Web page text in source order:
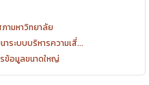
ามหาวิทยาลัย
ระบบบริหารความเสี่...
รข้อมูลขนาดใหญ่